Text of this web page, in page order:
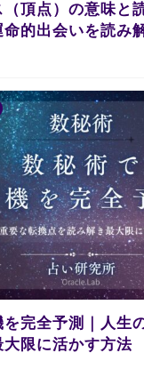
頂点）の意味と
的出会いを読み
完全予測｜人生
大限に活かす方法